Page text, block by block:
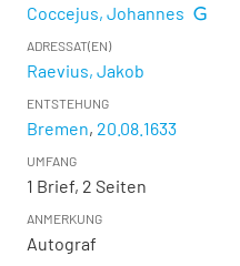
Coccejus, Johannes
ADRESSAT(EN)
Raevius, Jakob
ENTSTEHUNG
Bremen, 20.08.1633
UMFANG
1 Brief, 2 Seiten
ANMERKUNG
Autograf